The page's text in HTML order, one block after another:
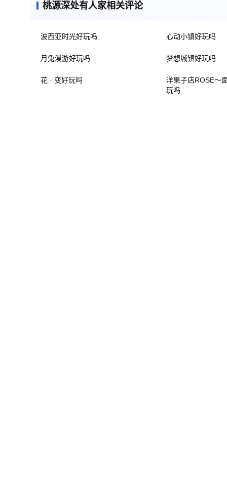
桃源深处有人家相关评论
波西亚时光好玩吗 心动小镇好玩吗
月兔漫游好玩吗 梦想城镇好玩吗
花 · 变好玩吗
洋果子店ROSE～
玩吗